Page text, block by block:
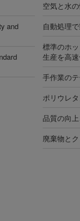
and
空気と水
自動処理
標準のホ
生産を高
手作業の
ポリウレ
品質の向
廃棄物と